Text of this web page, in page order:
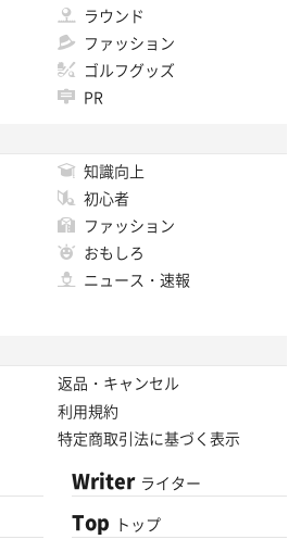
ラウンド
ファッション
ゴルフグッズ
PR
知識向上
初心者
ファッション
おもしろ
ニュース・速報
返品・キャンセル
利用規約
特定商取引法に基づく表示
Writer ライター
Top トップ